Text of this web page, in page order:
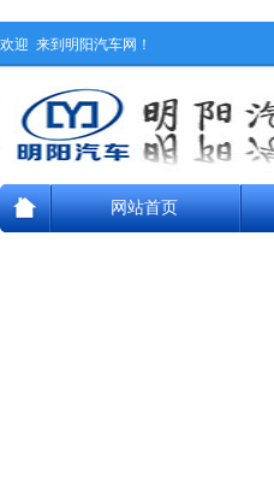
欢迎 来到明阳汽车网！
网站首页